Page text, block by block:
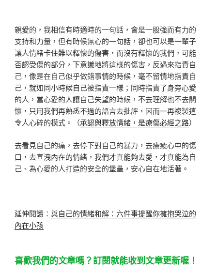
親愛的，我相信有時適時的一句話，會是一股強而有力的
支持和力量，但有時候無心的一句話，卻也可以是一輩子
讓人情緒卡住難以釋懷的傷害，而沒有釋懷的我們，可能
否認受傷的部分，下意識地將這樣的傷害，反過來指責自
己，像是在自己似乎做錯事情的時候，毫不留情地指責自
己，就如同小時候自己被指責一樣；同時指責了身旁心愛
的人，當心愛的人讓自己失望的時候，不去理解也不去關
懷，只用我們再熟悉不過的語言去批評，因而一再複製這
令人心碎的模式。（承認與釋放情緒，是療傷必經之路）
去看見自己的痛，去停下對自己的暴力，去療癒心中的傷
口，去宣洩內在的情緒，我們才真能夠去愛，才真能為自
己、為心愛的人打造的安全的堡壘，安心自在地活著。
延伸閱讀： 與自己的情緒和解：六件事提醒你擁抱哭泣的
內在小孩
喜歡我們的文章嗎？訂閱就能收到文章更新喔！